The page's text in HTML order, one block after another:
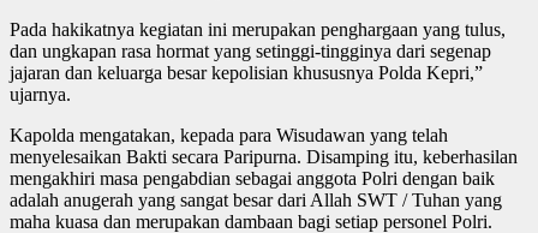
Pada hakikatnya kegiatan ini merupakan penghargaan yang tulus,
dan ungkapan rasa hormat yang setinggi-tingginya dari segenap
jajaran dan keluarga besar kepolisian khususnya Polda Kepri,”
ujarnya.
Kapolda mengatakan, kepada para Wisudawan yang telah
menyelesaikan Bakti secara Paripurna. Disamping itu, keberhasilan
mengakhiri masa pengabdian sebagai anggota Polri dengan baik
adalah anugerah yang sangat besar dari Allah SWT / Tuhan yang
maha kuasa dan merupakan dambaan bagi setiap personel Polri.